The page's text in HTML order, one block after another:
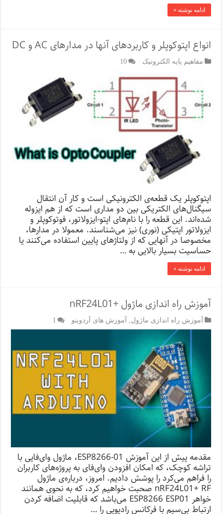
ادامه نوشته »
انواع اپتوکوپلر و کاربردهای آنها در مدارهای AC و DC
مفاهیم پایه الکترونیک 10
اپتوکوپلر یک قطعه‌ی الکترونیکی است و کار آن انتقال
سیگنال‌های الکتریکی بین دو مداری است که از هم ایزوله
شده‌اند. این قطعه را با نام‌های اپتو-ایزولاتور، فوتوکوپلر و
ایزولاتور اپتیکی (نوری) نیز می‌شناسند. معمولا در مدارها،
مخصوصا در آنهایی که از ولتاژهای پایین استفاده می‌کنند یا
حساسیت بسیار بالایی به …
ادامه نوشته »
آموزش راه اندازی ماژول +nRF24L01
آموزش راه اندازی ماژول آموزش های آردوینو 1
مقدمه‌ پیش از این آموزش ESP8266-01، ماژول وای‌فایی با
تراشه کوچک، که امکان افزودن وای‌فای به پروژه‌های کاربران
را فراهم می‌کرد را پوشش دادیم. امروز، درباره‌ی ماژول
nRF24L01+ RF صحبت خواهیم کرد، که به نحوی همانند
خواهر ESP8266 ESP01 می‌باشد که قابلیت اضافه کردن
ارتباط بی‌سیم با فرکانس رادیویی را …